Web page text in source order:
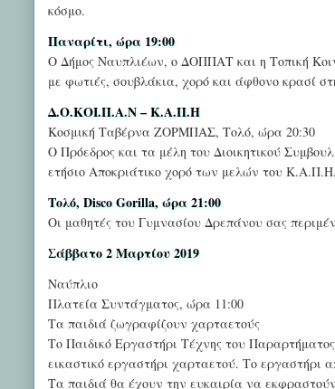
κόσμο.
Παναρίτι, ώρα 19:00
Ο Δήμος Ναυπλιέων, ο ΔΟΠΠΑΤ και η Τοπική
με φωτιές, σουβλάκια, χορό και άφθονο κρασί
Δ.Ο.ΚΟΙ.Π.Α.Ν – Κ.Α.Π.Η
Κοσμική Ταβέρνα ΖΟΡΜΠΑΣ, Τολό, ώρα 20:30
Ο Πρόεδρος και τα μέλη του Διοικητικού
ετήσιο Αποκριάτικο χορό των μελών του Κ.Α.Π.Η.
Τολό, Disco Gorilla, ώρα 21:00
Οι μαθητές του Γυμνασίου Δρεπάνου σας
Σάββατο 2 Μαρτίου 2019
Ναύπλιο
Πλατεία Συντάγματος, ώρα 11:00
Τα παιδιά ζωγραφίζουν χαρταετούς
Το Παιδικό Εργαστήρι Τέχνης του
εικαστικό εργαστήρι χαρταετού. Το εργαστήρι
Τα παιδιά θα έχουν την ευκαιρία να